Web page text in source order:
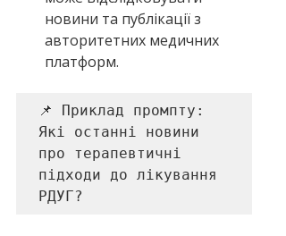
новини та публікації з
авторитетних медичних
платформ.
📌 Приклад промпту:
Які останні новини
про терапевтичні
підходи до лікування
РДУГ?